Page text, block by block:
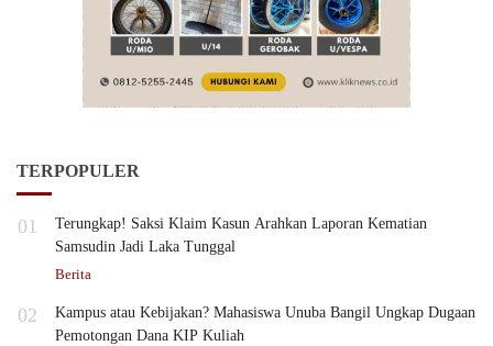
TERPOPULER
01
Terungkap! Saksi Klaim Kasun Arahkan Laporan Kematian
Samsudin Jadi Laka Tunggal
Berita
02
Kampus atau Kebijakan? Mahasiswa Unuba Bangil Ungkap Dugaan
Pemotongan Dana KIP Kuliah